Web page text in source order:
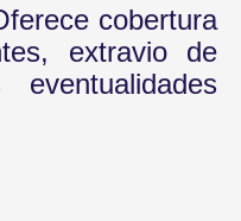
cobertura
extravio de